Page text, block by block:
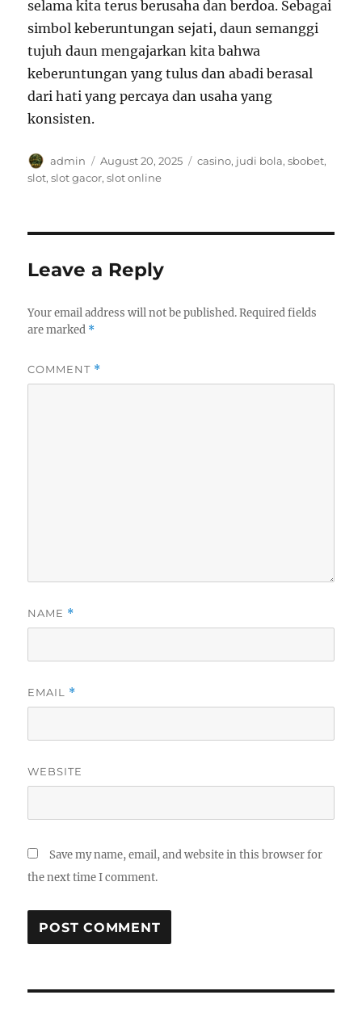
selama kita terus berusaha dan berdoa. Sebagai
simbol keberuntungan sejati, daun semanggi
tujuh daun mengajarkan kita bahwa
keberuntungan yang tulus dan abadi berasal
dari hati yang percaya dan usaha yang
konsisten.
Author
admin
Posted
on
August 20, 2025 Tags
casino, judi bola,sbobet,
slot,slot gacor,slot online
Leave a Reply
Your email address will not be published. Required fields
are marked *
COMMENT *
NAME *
EMAIL *
WEBSITE
Save my name, email, and website in this browser for
the next time I comment.